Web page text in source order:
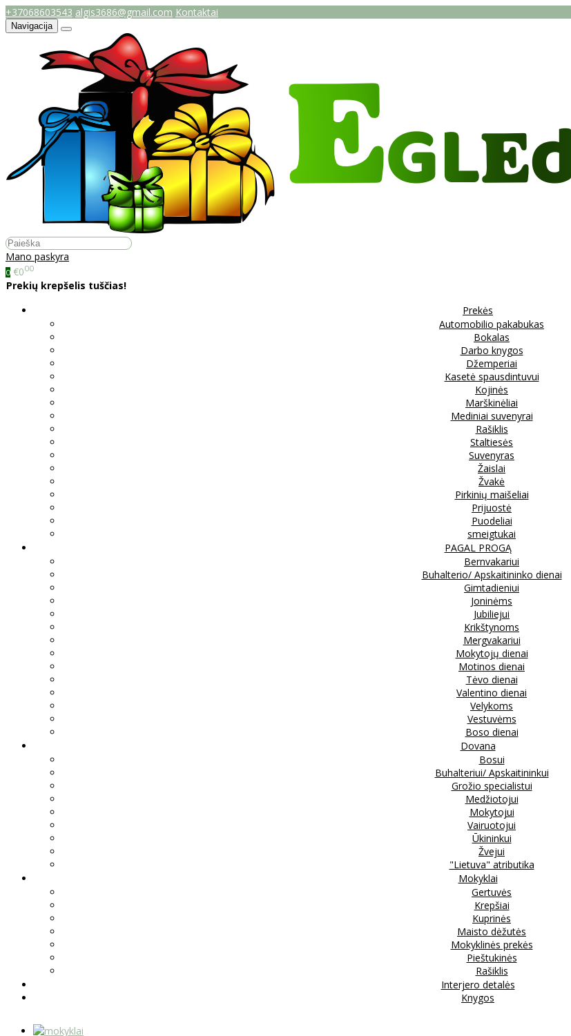
+37068603543 algis3686@gmail.com Kontaktai
Navigacija
Mano paskyra
0 €000
Prekių krepšelis tuščias!
Prekės
Automobilio pakabukas
Bokalas
Darbo knygos
Džemperiai
Kasetė spausdintuvui
Kojinės
Marškinėliai
Mediniai suvenyrai
Rašiklis
Staltiesės
Suvenyras
Žaislai
Žvakė
Pirkinių maišeliai
Prijuostė
Puodeliai
smeigtukai
PAGAL PROGĄ
Bernvakariui
Buhalterio/ Apskaitininko dienai
Gimtadieniui
Joninėms
Jubiliejui
Krikštynoms
Mergvakariui
Mokytojų dienai
Motinos dienai
Tėvo dienai
Valentino dienai
Velykoms
Vestuvėms
Boso dienai
Dovana
Bosui
Buhalteriui/ Apskaitininkui
Grožio specialistui
Medžiotojui
Mokytojui
Vairuotojui
Ūkininkui
Žvejui
"Lietuva" atributika
Mokyklai
Gertuvės
Krepšiai
Kuprinės
Maisto dėžutės
Mokyklinės prekės
Pieštukinės
Rašiklis
Interjero detalės
Knygos